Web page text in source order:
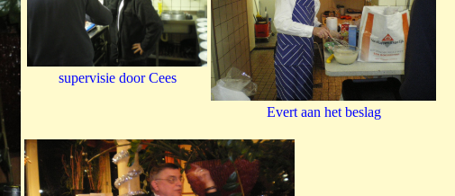
supervisie door Cees
Evert aan het beslag